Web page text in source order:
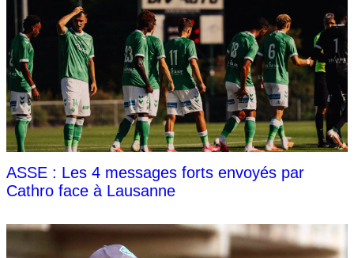
ASSE : Les 4 messages forts envoyés par
Cathro face à Lausanne